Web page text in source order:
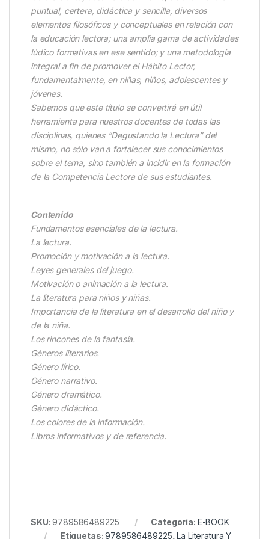
puntual, certera, didáctica y sencilla, diversos
elementos filosóficos y conceptuales en relación con
la educación lectora; una amplia gama de actividades
lúdico formativas en ese sentido; y una metodología
integral a fin de promover el Hábito Lector,
fundamentalmente, en niñas, niños, adolescentes y
jóvenes.
Sabemos que este título se convertirá en útil
herramienta para nuestros docentes de todas las
disciplinas, quienes “Degustando la Lectura” del
mismo, no sólo van a fortalecer sus conocimientos
sobre el tema, sino también a incidir en la formación
de la Competencia Lectora de sus estudiantes.
Contenido
Fundamentos esenciales de la lectura.
La lectura.
Promoción y motivación a la lectura.
Leyes generales del juego.
Motivación o animación a la lectura.
La literatura para niños y niñas.
Importancia de la literatura en el desarrollo del niño y
de la niña.
Los rincones de la fantasía.
Géneros literarios.
Género lírico.
Género narrativo.
Género dramático.
Género didáctico.
Los colores de la información.
Libros informativos y de referencia.
SKU:9789586489225 Categoría: E-BOOK
Etiquetas:9789586489225 ,La Literatura Y